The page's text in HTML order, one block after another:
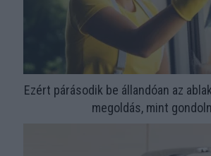
Ezért párásodik be állandóan az
megoldás, mint